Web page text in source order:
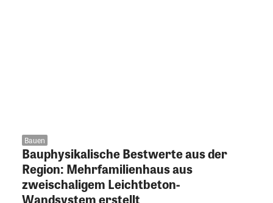
Bauen
Bauphysikalische Bestwerte aus der
Region: Mehrfamilienhaus aus
zweischaligem Leichtbeton-
Wandsystem erstellt